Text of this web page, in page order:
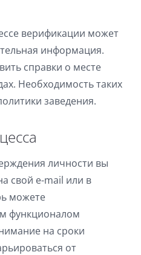
верификации может
информация.
справки о месте
Необходимость таких
заведения.
личности вы
свой e-mail или в
можете
функционалом
на сроки
от